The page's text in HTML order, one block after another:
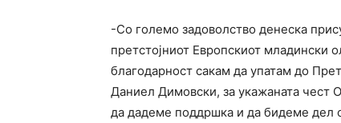
-Со големо задоволство денеска
претстојниот Европскиот младински
благодарност сакам да упатам до
Даниел Димовски, за укажаната чест
да дадеме поддршка и да бидеме дел